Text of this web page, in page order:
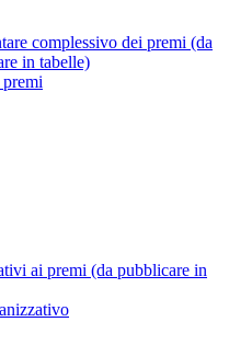
complessivo dei premi (da
in tabelle)
ai premi (da pubblicare in